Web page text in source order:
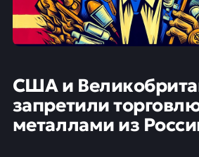
США и
запретили
металлами из